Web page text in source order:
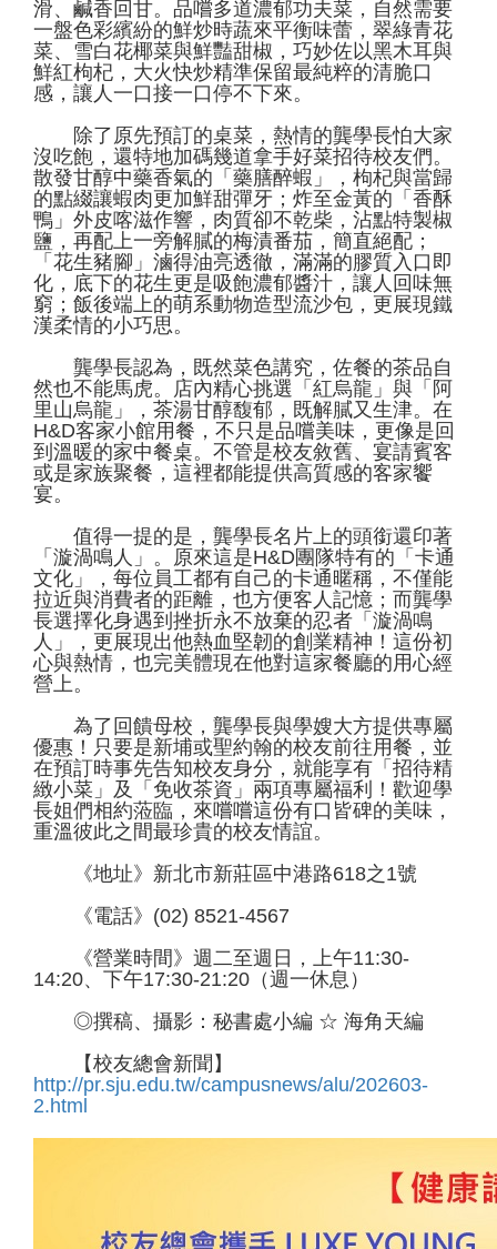
滑、鹹香回甘。品嚐多道濃郁功夫菜，自然需要
一盤色彩繽紛的鮮炒時蔬來平衡味蕾，翠綠青花
菜、雪白花椰菜與鮮豔甜椒，巧妙佐以黑木耳與
鮮紅枸杞，大火快炒精準保留最純粹的清脆口
感，讓人一口接一口停不下來。
除了原先預訂的桌菜，熱情的龔學長怕大家
沒吃飽，還特地加碼幾道拿手好菜招待校友們。
散發甘醇中藥香氣的「藥膳醉蝦」，枸杞與當歸
的點綴讓蝦肉更加鮮甜彈牙；炸至金黃的「香酥
鴨」外皮喀滋作響，肉質卻不乾柴，沾點特製椒
鹽，再配上一旁解膩的梅漬番茄，簡直絕配；
「花生豬腳」滷得油亮透徹，滿滿的膠質入口即
化，底下的花生更是吸飽濃郁醬汁，讓人回味無
窮；飯後端上的萌系動物造型流沙包，更展現鐵
漢柔情的小巧思。
龔學長認為，既然菜色講究，佐餐的茶品自
然也不能馬虎。店內精心挑選「紅烏龍」與「阿
里山烏龍」，茶湯甘醇馥郁，既解膩又生津。在
H&D客家小館用餐，不只是品嚐美味，更像是回
到溫暖的家中餐桌。不管是校友敘舊、宴請賓客
或是家族聚餐，這裡都能提供高質感的客家饗
宴。
值得一提的是，龔學長名片上的頭銜還印著
「漩渦鳴人」。原來這是H&D團隊特有的「卡通
文化」，每位員工都有自己的卡通暱稱，不僅能
拉近與消費者的距離，也方便客人記憶；而龔學
長選擇化身遇到挫折永不放棄的忍者「漩渦鳴
人」，更展現出他熱血堅韌的創業精神！這份初
心與熱情，也完美體現在他對這家餐廳的用心經
營上。
為了回饋母校，龔學長與學嫂大方提供專屬
優惠！只要是新埔或聖約翰的校友前往用餐，並
在預訂時事先告知校友身分，就能享有「招待精
緻小菜」及「免收茶資」兩項專屬福利！歡迎學
長姐們相約蒞臨，來嚐嚐這份有口皆碑的美味，
重溫彼此之間最珍貴的校友情誼。
《地址》新北市新莊區中港路618之1號
《電話》(02) 8521-4567
《營業時間》週二至週日，上午11:30-
14:20、下午17:30-21:20（週一休息）
◎撰稿、攝影：秘書處小編 ☆ 海角天編
【校友總會新聞】
http://pr.sju.edu.tw/campusnews/alu/202603-
2.html